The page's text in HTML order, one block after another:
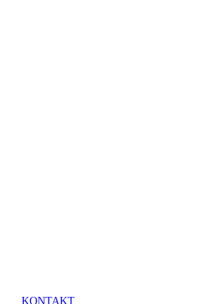
KONTAKT